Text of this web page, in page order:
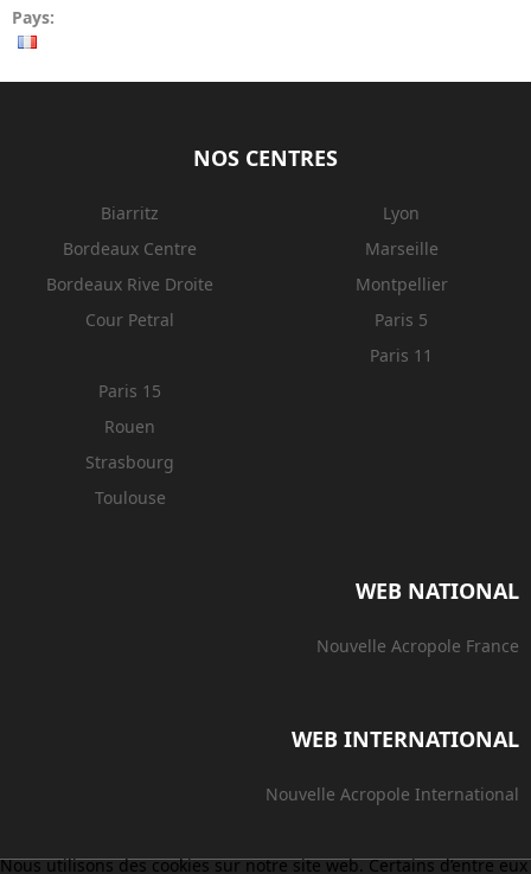
Pays:
NOS CENTRES
Biarritz
Bordeaux Centre
Bordeaux Rive Droite
Cour Petral
Lyon
Marseille
Montpellier
Paris 5
Paris 11
Paris 15
Rouen
Strasbourg
Toulouse
WEB NATIONAL
Nouvelle Acropole France
WEB INTERNATIONAL
Nouvelle Acropole International
Nous utilisons des cookies sur notre site web. Certains d’entre eux